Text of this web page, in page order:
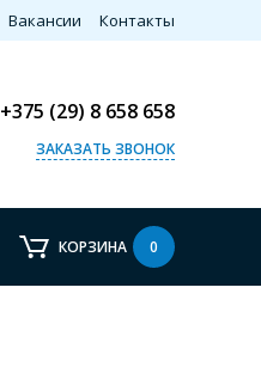
Вакансии Контакты
+375 (29) 8 658 658
ЗАКАЗАТЬ ЗВОНОК
КОРЗИНА 0